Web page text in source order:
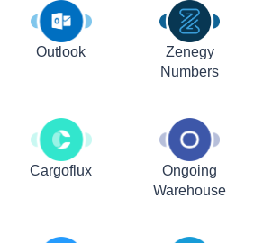
Outlook
Zenegy
Numbers
Cargoflux
Ongoing
Warehouse